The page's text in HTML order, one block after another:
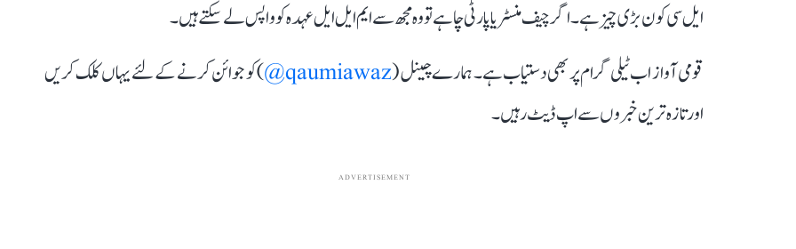
ایل سی کون بڑی چیز ہے۔ اگر چیف منسٹر یا پارٹی چاہے تو وہ مجھ سے ایم ایل ایل عہدہ کو واپس لے سکتے ہیں۔
قومی آواز اب ٹیلی گرام پر بھی دستیاب ہے۔ ہمارے چینل (qaumiawaz@
) کو جوائن کرنے کے لئے یہاں کلک کریں
اور تازہ ترین خبروں سے اپ ڈیٹ رہیں۔
ADVERTISEMENT